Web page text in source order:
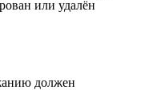
или удалён
должен